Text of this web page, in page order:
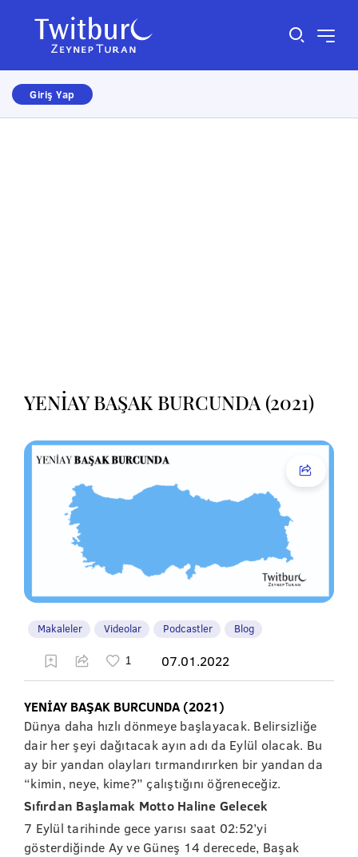
Giriş Yap
YENİAY BAŞAK BURCUNDA (2021)
Makaleler Videolar Podcastler Blog
07.01.2022
YENİAY BAŞAK BURCUNDA (2021)
Dünya daha hızlı dönmeye başlayacak. Belirsizliğe
dair her şeyi dağıtacak ayın adı da Eylül olacak. Bu
ay bir yandan olayları tırmandırırken bir yandan da
“kimin, neye, kime?” çalıştığını öğreneceğiz.
Sıfırdan Başlamak Motto Haline Gelecek
7 Eylül tarihinde gece yarısı saat 02:52’yi
gösterdiğinde Ay ve Güneş 14 derecede, Başak